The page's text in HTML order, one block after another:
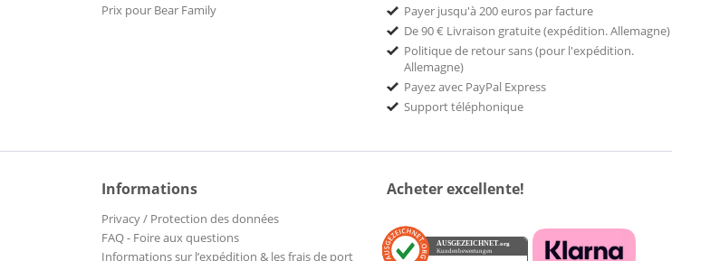
Prix pour Bear Family
Payer jusqu'à 200 euros par facture
De 90 € Livraison gratuite (expédition. Allemagne)
Politique de retour sans (pour l'expédition.
Allemagne)
Payez avec PayPal Express
Support téléphonique
Informations
Privacy / Protection des données
FAQ - Foire aux questions
Informations sur l’expédition & les frais de port
Acheter excellente!
AUSGEZEICHNET.org
Kundenbewertungen